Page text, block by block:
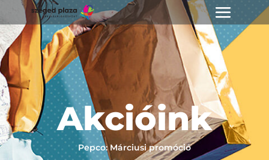
Akcióink
Pepco: Márciusi promóció